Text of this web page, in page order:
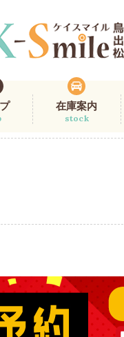
在庫案内
stock